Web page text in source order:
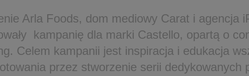
Arla Foods, dom mediowy Carat i agencja
kampanię dla marki Castello, opartą o
Celem kampanii jest inspiracja i edukacja
przez stworzenie serii dedykowanych